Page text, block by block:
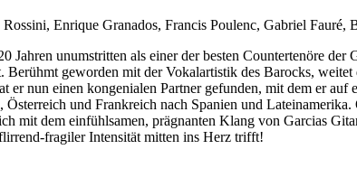
Enrique Granados, Francis Poulenc, Gabriel
Jahren unumstritten als einer der besten Countertenöre
geworden mit der Vokalartistik des Barocks,
nun einen kongenialen Partner gefunden, mit dem er
und Frankreich nach Spanien und
mit dem einfühlsamen, prägnanten Klang von Garcias
fragiler Intensität mitten ins Herz trifft!